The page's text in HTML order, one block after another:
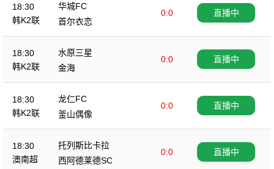
18:30
韩K2联
华城FC
0:0
首尔衣恋
直播中
18:30
韩K2联
水原三星
0:0
金海
直播中
18:30
韩K2联
龙仁FC
0:0
釜山偶像
直播中
18:30
澳南超
托列斯比卡拉
0:0
西阿德莱德SC
直播中